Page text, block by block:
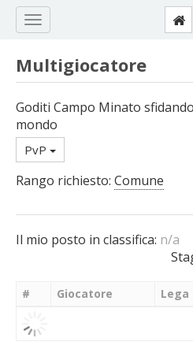
Multigiocatore
Goditi Campo Minato
mondo
PvP
Rango richiesto: Comune
Il mio posto in classifica: n/a
# Giocatore Lega